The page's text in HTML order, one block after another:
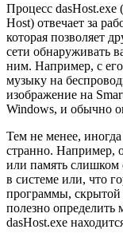
Процесс dasHost.exe
Host) отвечает за
которая позволяет
сети обнаруживать
ним. Например, с
музыку на
изображение на
Windows, и обычно
Тем не менее, иногда
странно. Например,
или память слишком
в системе или, что
программы,
полезно
dasHost.exe